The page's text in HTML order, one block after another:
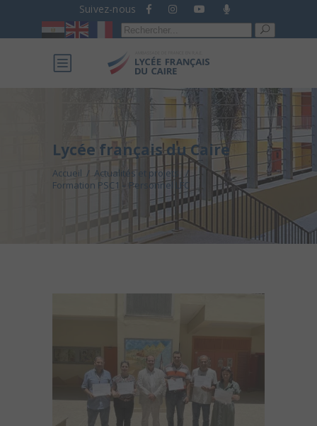
Suivez-nous
Recherche
pour :
Lycée français du Caire
Accueil / Actualités et projets
/
Formation PSC1 – Personnel LFC